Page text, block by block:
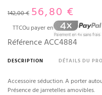
142,00 € 56,80 €
TTCOu payer en
RéférenceACC4884
DESCRIPTION DÉTAILS DU
Accessoire séduction. A porter
Présence de jarretelles amovibles.